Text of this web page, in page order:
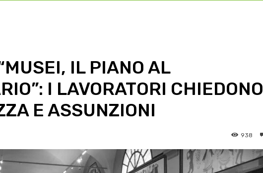
IL PIANO AL
I LAVORATORI CHIEDONO
E ASSUNZIONI
938